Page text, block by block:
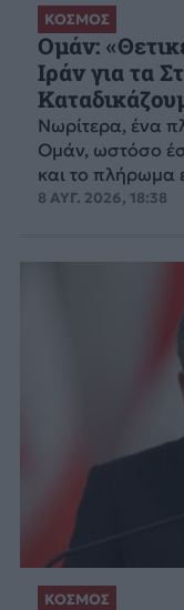
ΚΟΣΜΟΣ
Ομάν:
Ιράν για τα
Νωρίτερα, ένα
Ομάν, ωστόσο
και το πλήρωμα
8 ΑΥΓ. 2026, 18:38
ΚΟΣΜΟΣ